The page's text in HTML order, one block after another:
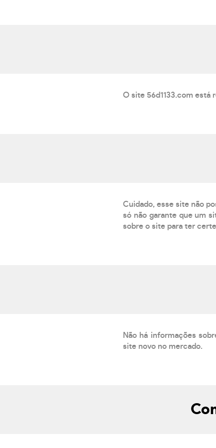
O site 56d1133.com está
Cuidado, esse site não
só não garante que um
sobre o site para ter
Não há informações
site novo no mercado.